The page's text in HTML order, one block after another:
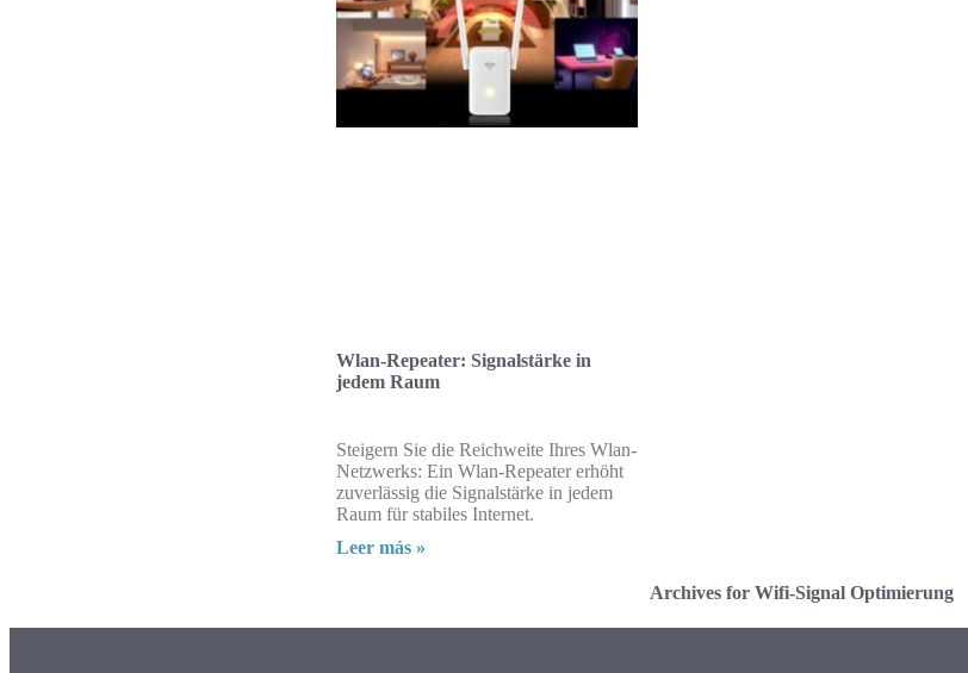
Wlan-Repeater: Signalstärke in
jedem Raum
Steigern Sie die Reichweite Ihres Wlan-
Netzwerks: Ein Wlan-Repeater erhöht
zuverlässig die Signalstärke in jedem
Raum für stabiles Internet.
Leer más »
Archives for Wifi-Signal Optimierung